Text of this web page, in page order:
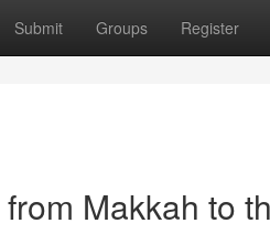
Submit Groups Register
Makkah to